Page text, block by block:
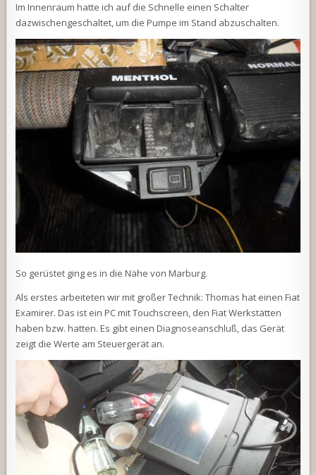
Im Innenraum hatte ich auf die Schnelle einen Schalter
dazwischengeschaltet, um die Pumpe im Stand abzuschalten.
So gerüstet ging es in die Nähe von Marburg.
Als erstes arbeiteten wir mit großer Technik: Thomas hat einen Fiat
Examirer. Das ist ein PC mit Touchscreen, den Fiat Werkstätten
haben bzw. hatten. Es gibt einen Diagnoseanschluß, das Gerät
zeigt die Werte am Steuergerät an.